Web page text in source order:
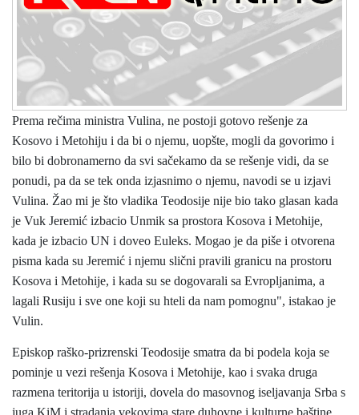
Prema rečima ministra Vulina, ne postoji gotovo rešenje za
Kosovo i Metohiju i da bi o njemu, uopšte, mogli da govorimo i
bilo bi dobronamerno da svi sačekamo da se rešenje vidi, da se
ponudi, pa da se tek onda izjasnimo o njemu, navodi se u izjavi
Vulina. Žao mi je što vladika Teodosije nije bio tako glasan kada
je Vuk Jeremić izbacio Unmik sa prostora Kosova i Metohije,
kada je izbacio UN i doveo Euleks. Mogao je da piše i otvorena
pisma kada su Jeremić i njemu slični pravili granicu na prostoru
Kosova i Metohije, i kada su se dogovarali sa Evropljanima, a
lagali Rusiju i sve one koji su hteli da nam pomognu", istakao je
Vulin.
Episkop raško-prizrenski Teodosije smatra da bi podela koja se
pominje u vezi rešenja Kosova i Metohije, kao i svaka druga
razmena teritorija u istoriji, dovela do masovnog iseljavanja Srba s
juga KiM i stradanja vekovima stare duhovne i kulturne baštine